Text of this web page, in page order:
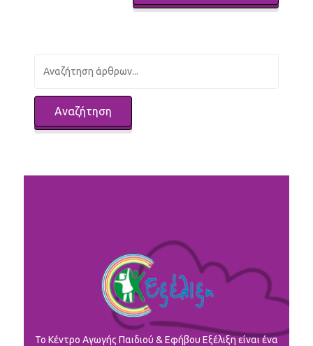
To Κέντρο Αγωγής Παιδιού & Εφήβου Εξέλιξη είναι ένα